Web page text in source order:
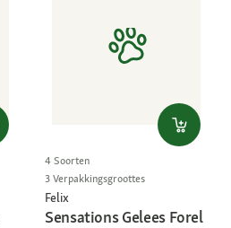
4 Soorten
3 Verpakkingsgroottes
Felix
Sensations Gelees Forel